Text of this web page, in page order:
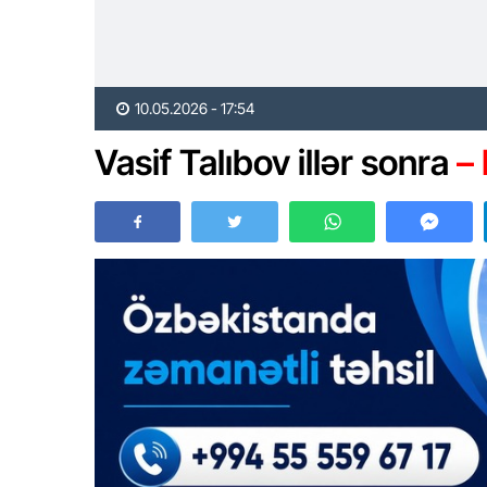
10.05.2026 - 17:54
Vasif Talıbov illər sonra –